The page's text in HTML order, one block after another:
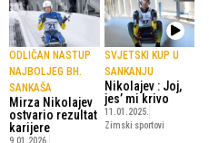
ODLIČAN NASTUP
NAJBOLJEG BH.
SANKAŠA
Mirza Nikolajev
ostvario rezultat
karijere
9.01.2026.
SVJETSKI KUP U
SANKANJU
Nikolajev : Joj,
jes’ mi krivo
11.01.2025.
Zimski sportovi